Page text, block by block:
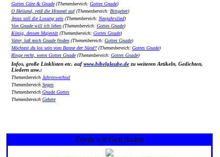
Gottes Güte & Gnade(Themenbereich: Gottes Gnade)
O Heiland, reiß die Himmel auf(Themenbereich: Bittgebet)
Jesus soll die Losung sein (Themenbereich: Neujahrslied)
Von Gnade will ich leben (Themenbereich: Gottes Gnade)
König, dessen Majestät (Themenbereich: Gottes Gnade)
Vater, laß mich Gnade finden (Themenbereich: Gottes Gnade)
Möchtest du los sein vom Banne der Sünd? (Themenbereich: Gottes Gnade)
Ringe recht, wenn Gottes Gnade(Themenbereich: Gottes Gnade)
Infos, große Linklisten etc. aufwww.bibelglaube.de zu weiteren Artikeln, Gedichten,
Liedern usw.:
Themenbereich Jahreswechsel
Themenbereich Segen
Themenbereich Gnade Gottes
Themenbereich Gebete
Friede mit Gott finden